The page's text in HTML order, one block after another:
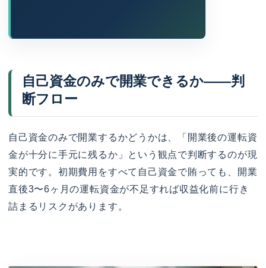
自己資金のみで開業できるか——判
断フロー
自己資金のみで開業するかどうかは、「開業後の運転資
金が十分に手元に残るか」という観点で判断するのが現
実的です。初期費用をすべて自己資金で賄っても、開業
直後3〜6ヶ月の運転資金が不足すれば収益化前に行き
詰まるリスクがあります。